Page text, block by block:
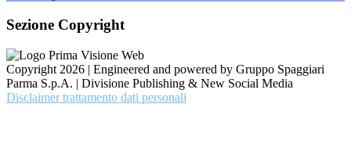
Sezione Copyright
Copyright 2026 | Engineered and powered by Gruppo Spaggiari
Parma S.p.A. | Divisione Publishing & New Social Media
Disclaimer trattamento dati personali